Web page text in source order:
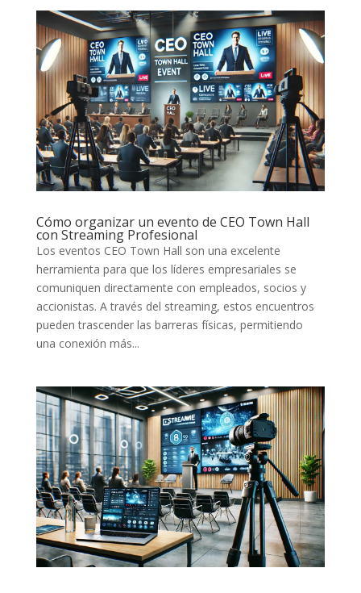
Cómo organizar un evento de CEO Town Hall
con Streaming Profesional
Los eventos CEO Town Hall son una excelente
herramienta para que los líderes empresariales se
comuniquen directamente con empleados, socios y
accionistas. A través del streaming, estos encuentros
pueden trascender las barreras físicas, permitiendo
una conexión más...